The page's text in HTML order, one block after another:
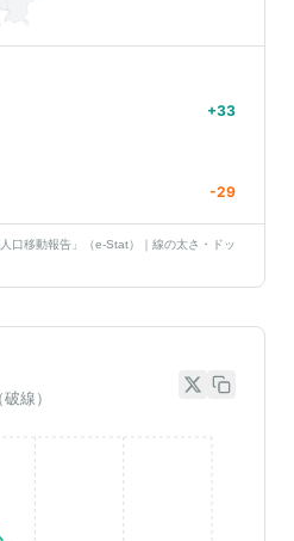
+33
-29
口移動報告」（e-Stat）｜線の太さ・ドッ
線）